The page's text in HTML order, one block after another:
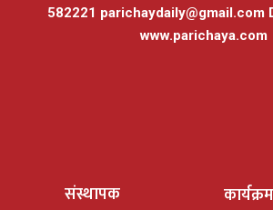
582221 parichaydaily@gmail.com
www.parichaya.com
संस्थापक